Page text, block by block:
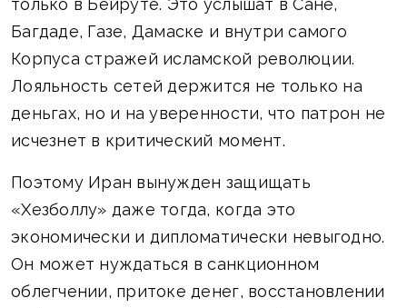
только в Бейруте. Это услышат в Сане,
Багдаде, Газе, Дамаске и внутри самого
Корпуса стражей исламской революции.
Лояльность сетей держится не только на
деньгах, но и на уверенности, что патрон не
исчезнет в критический момент.
Поэтому Иран вынужден защищать
«Хезболлу» даже тогда, когда это
экономически и дипломатически невыгодно.
Он может нуждаться в санкционном
облегчении, притоке денег, восстановлении